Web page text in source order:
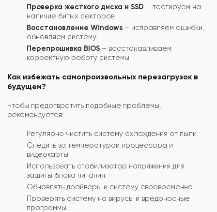
Проверка жесткого диска и SSD – тестируем на
наличие битых секторов.
Восстановление Windows – исправляем ошибки,
обновляем систему.
Перепрошивка BIOS – восстанавливаем
корректную работу системы.
Как избежать самопроизвольных перезагрузок в
будущем?
Чтобы предотвратить подобные проблемы,
рекомендуется:
Регулярно чистить систему охлаждения от пыли.
Следить за температурой процессора и
видеокарты.
Использовать стабилизатор напряжения для
защиты блока питания.
Обновлять драйверы и систему своевременно.
Проверять систему на вирусы и вредоносные
программы.